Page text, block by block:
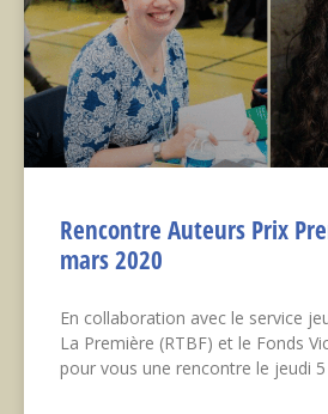
Rencontre Auteurs Prix
mars 2020
En collaboration avec le service
La Première (RTBF) et le Fonds
pour vous une rencontre le jeudi